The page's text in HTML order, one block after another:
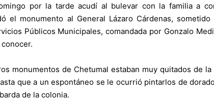
por la tarde acudí al bulevar con la familia a
el monumento al General Lázaro Cárdenas, sometido
Públicos Municipales, comandada por Gonzalo
monumentos de Chetumal estaban muy quitados de la
que a un espontáneo se le ocurrió pintarlos de
de la colonia.